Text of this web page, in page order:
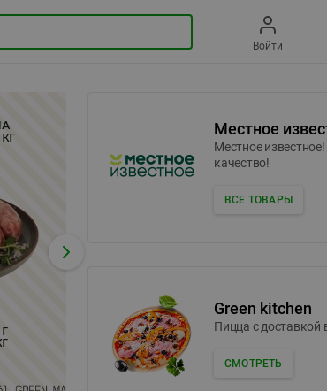
Войти
Местное
Местное известное!
качество!
ВСЕ ТОВАРЫ
Green kitchen
Пицца c доставкой
СМОТРЕТЬ